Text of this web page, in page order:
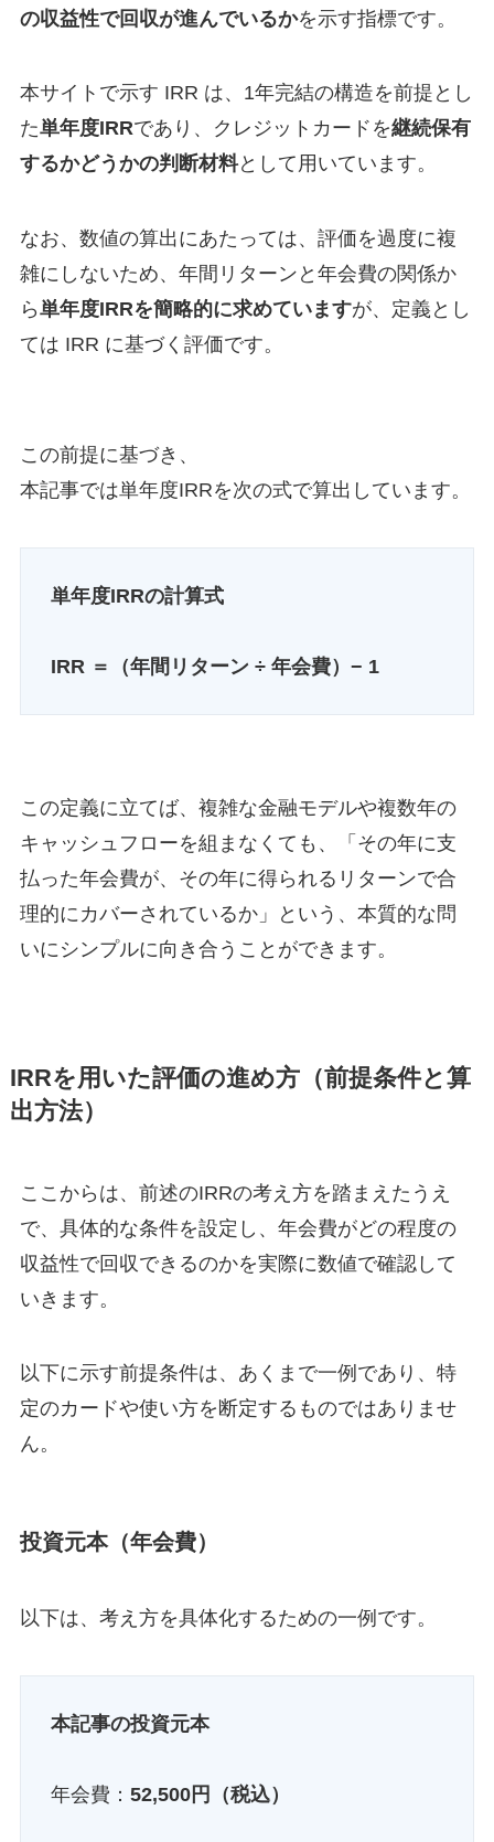
の収益性で回収が進んでいるかを示す指標です。
本サイトで示す IRR は、1年完結の構造を前提とし
た単年度IRRであり、クレジットカードを継続保有
するかどうかの判断材料として用いています。
なお、数値の算出にあたっては、評価を過度に複
雑にしないため、年間リターンと年会費の関係か
ら単年度IRRを簡略的に求めていますが、定義とし
ては IRR に基づく評価です。
この前提に基づき、
本記事では単年度IRRを次の式で算出しています。
単年度IRRの計算式
IRR ＝（年間リターン ÷ 年会費）− 1
この定義に立てば、複雑な金融モデルや複数年の
キャッシュフローを組まなくても、「その年に支
払った年会費が、その年に得られるリターンで合
理的にカバーされているか」という、本質的な問
いにシンプルに向き合うことができます。
IRRを用いた評価の進め方（前提条件と算
出方法）
ここからは、前述のIRRの考え方を踏まえたうえ
で、具体的な条件を設定し、年会費がどの程度の
収益性で回収できるのかを実際に数値で確認して
いきます。
以下に示す前提条件は、あくまで一例であり、特
定のカードや使い方を断定するものではありませ
ん。
投資元本（年会費）
以下は、考え方を具体化するための一例です。
本記事の投資元本
年会費： 52,500円（税込）